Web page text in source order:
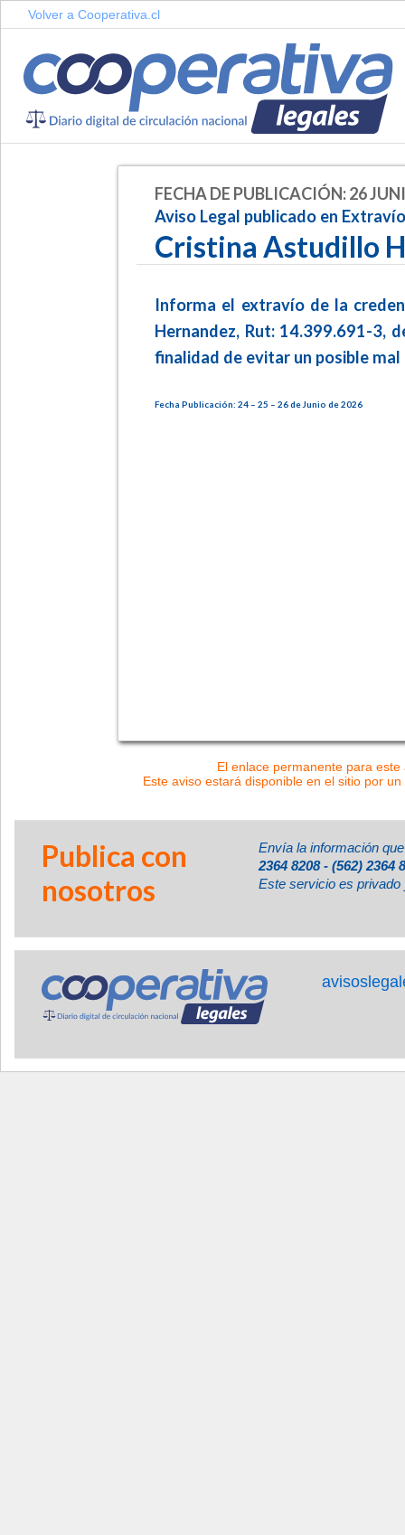
Volver a Cooperativa.cl
FECHA DE PUBLICACIÓN: 26
Aviso Legal publicado en
Cristina Astudillo
Informa el extravío de la
Hernandez, Rut: 14.399.691-3,
finalidad de evitar un posible
Fecha Publicación: 24 – 25 – 26 de Junio de 2026
El enlace permanente para
Este aviso estará disponible en el sitio por
Publica con
nosotros
Envía la información
2364 8208 - (562) 2364
Este servicio es privado